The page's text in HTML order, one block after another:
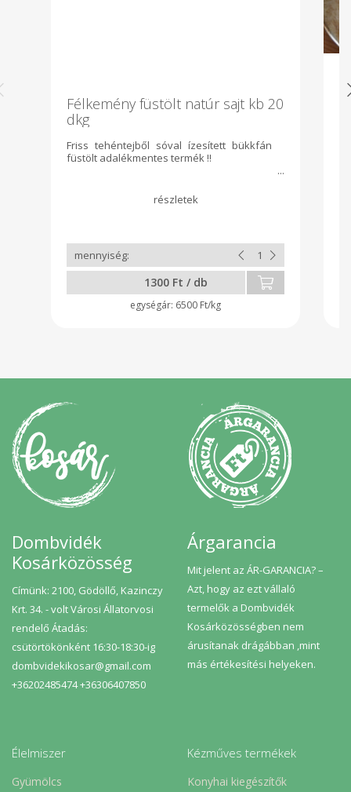
Félkemény füstölt natúr sajt kb 20
dkg
Friss tehéntejből sóval ízesített bükkfán
füstölt adalékmentes termék !!
1300 Ft / db
6500 Ft/kg
Dombvidék
Kosárközösség
Címünk: 2100, Gödöllő, Kazinczy
Krt. 34. - volt Városi Állatorvosi
rendelő Átadás:
csütörtökönként 16:30-18:30-ig
dombvidekikosar@gmail.com
+36202485474 +36306407850
Árgarancia
Mit jelent az ÁR-GARANCIA? –
Azt, hogy az ezt vállaló
termelők a Dombvidék
Kosárközösségben nem
árusítanak drágábban ,mint
más értékesítési helyeken.
Élelmiszer
Gyümölcs
Kézműves termékek
Konyhai kiegészítők